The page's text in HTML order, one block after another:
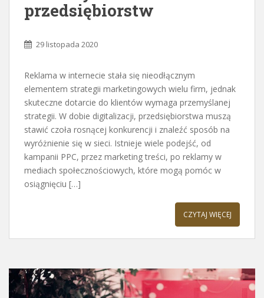
przedsiębiorstw
29 listopada 2020
Reklama w internecie stała się nieodłącznym
elementem strategii marketingowych wielu firm, jednak
skuteczne dotarcie do klientów wymaga przemyślanej
strategii. W dobie digitalizacji, przedsiębiorstwa muszą
stawić czoła rosnącej konkurencji i znaleźć sposób na
wyróżnienie się w sieci. Istnieje wiele podejść, od
kampanii PPC, przez marketing treści, po reklamy w
mediach społecznościowych, które mogą pomóc w
osiągnięciu […]
CZYTAJ WIĘCEJ